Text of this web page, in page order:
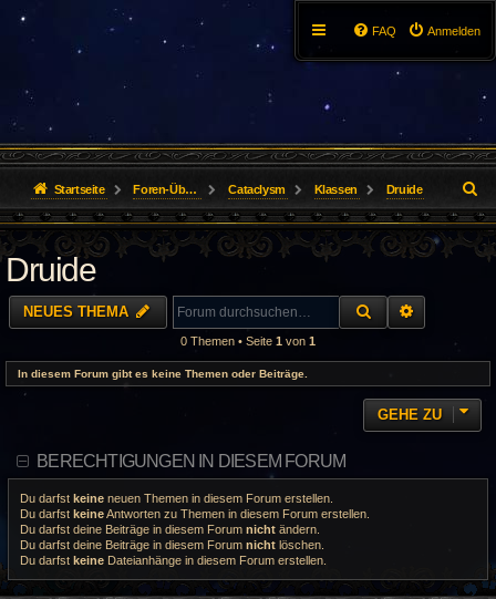
Anmelden
FAQ
Startseite Foren-Übersicht Cataclysm Klassen Druide
u
c
Druide
NEUES THEMA SUCHE
0 Themen • Seite 1 von 1
In diesem Forum gibt es keine Themen oder Beiträge.
GEHE ZU
BERECHTIGUNGEN IN DIESEM FORUM
Du darfst keine neuen Themen in diesem Forum erstellen.
Du darfst keineAntworten zu Themen in diesem Forum erstellen.
Du darfst deine Beiträge in diesem Forum nicht ändern.
Du darfst deine Beiträge in diesem Forum nicht löschen.
Du darfst keine Dateianhänge in diesem Forum erstellen.